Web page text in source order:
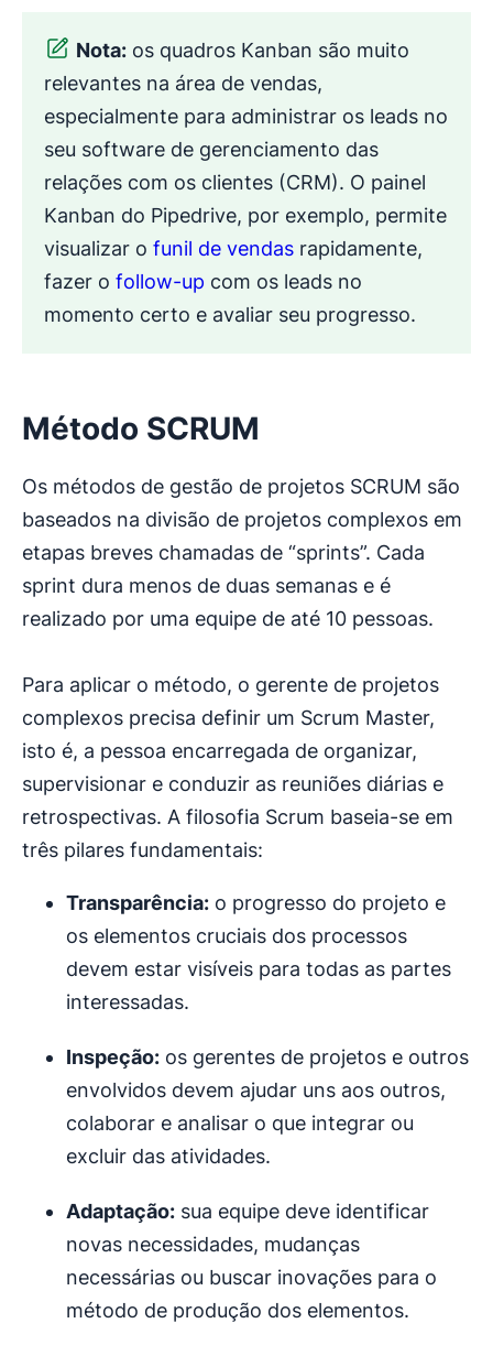
Nota: os quadros Kanban são muito
relevantes na área de vendas,
especialmente para administrar os leads no
seu software de gerenciamento das
relações com os clientes (CRM). O painel
Kanban do Pipedrive, por exemplo, permite
visualizar o funil de vendas rapidamente,
fazer o follow-up com os leads no
momento certo e avaliar seu progresso.
Método SCRUM
Os métodos de gestão de projetos SCRUM são
baseados na divisão de projetos complexos em
etapas breves chamadas de “sprints”. Cada
sprint dura menos de duas semanas e é
realizado por uma equipe de até 10 pessoas.
Para aplicar o método, o gerente de projetos
complexos precisa definir um Scrum Master,
isto é, a pessoa encarregada de organizar,
supervisionar e conduzir as reuniões diárias e
retrospectivas. A filosofia Scrum baseia-se em
três pilares fundamentais:
Transparência: o progresso do projeto e
os elementos cruciais dos processos
devem estar visíveis para todas as partes
interessadas.
Inspeção: os gerentes de projetos e outros
envolvidos devem ajudar uns aos outros,
colaborar e analisar o que integrar ou
excluir das atividades.
Adaptação: sua equipe deve identificar
novas necessidades, mudanças
necessárias ou buscar inovações para o
método de produção dos elementos.